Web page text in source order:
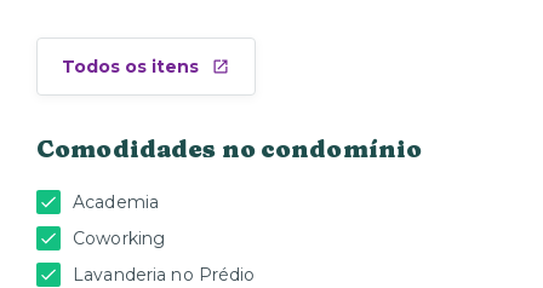
Todos os itens
Comodidades no condomínio
Academia
Coworking
Lavanderia no Prédio